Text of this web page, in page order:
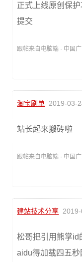
正式上线原创保
提交
跟帖来自电脑端 · 中国
淘宝刷单 2019-03-
站长起来搬砖啦
跟帖来自电脑端 · 中国
建站技术分享
松哥把引用熊掌id
aidu得加载四五